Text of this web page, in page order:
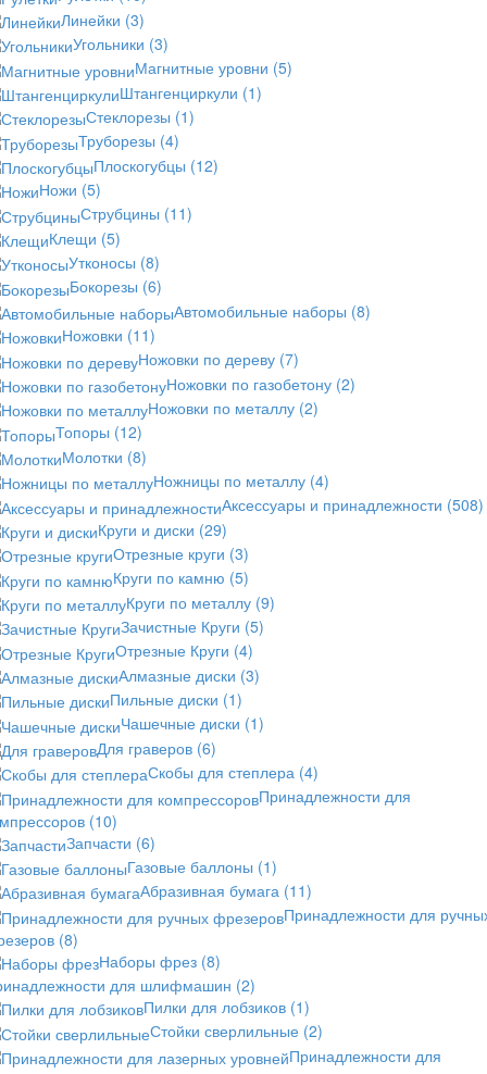
Линейки (3)
Угольники (3)
Магнитные уровни (5)
Штангенциркули (1)
Стеклорезы (1)
Труборезы (4)
Плоскогубцы (12)
Ножи (5)
Струбцины (11)
Клещи (5)
Утконосы (8)
Бокорезы (6)
Автомобильные наборы (8)
Ножовки (11)
Ножовки по дереву (7)
Ножовки по газобетону (2)
Ножовки по металлу (2)
Топоры (12)
Молотки (8)
Ножницы по металлу (4)
Аксессуары и принадлежности (508)
Круги и диски (29)
Отрезные круги (3)
Круги по камню (5)
Круги по металлу (9)
Зачистные Круги (5)
Отрезные Круги (4)
Алмазные диски (3)
Пильные диски (1)
Чашечные диски (1)
Для граверов (6)
Скобы для степлера (4)
Принадлежности для
(10)
Запчасти (6)
Газовые баллоны (1)
Абразивная бумага (11)
Принадлежности для
(8)
Наборы фрез (8)
для шлифмашин (2)
Пилки для лобзиков (1)
Стойки сверлильные (2)
Принадлежности для